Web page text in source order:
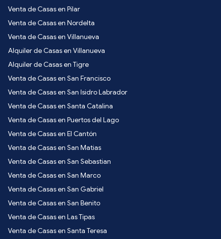
Venta de Casas en Pilar
Venta de Casas en Nordelta
Venta de Casas en Villanueva
Alquiler de Casas en Villanueva
Alquiler de Casas en Tigre
Venta de Casas en San Francisco
Venta de Casas en San Isidro Labrador
Venta de Casas en Santa Catalina
Venta de Casas en Puertos del Lago
Venta de Casas en El Cantón
Venta de Casas en San Matias
Venta de Casas en San Sebastian
Venta de Casas en San Marco
Venta de Casas en San Gabriel
Venta de Casas en San Benito
Venta de Casas en Las Tipas
Venta de Casas en Santa Teresa